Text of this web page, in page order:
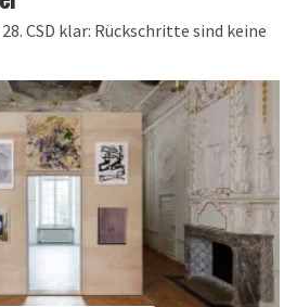
CSD klar: Rückschritte sind keine